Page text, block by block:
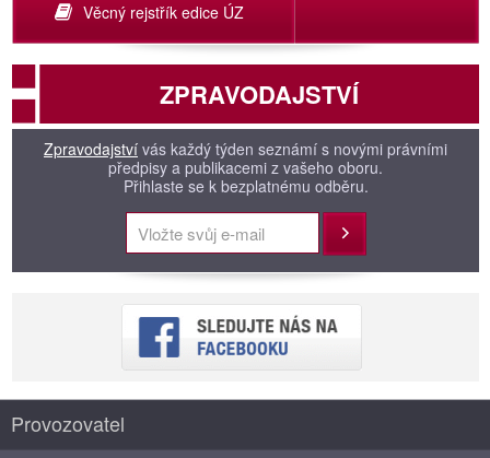
Věcný rejstřík edice ÚZ
ZPRAVODAJSTVÍ
Zpravodajství vás každý týden seznámí s novými právními
předpisy a publikacemi z vašeho oboru.
Přihlaste se k bezplatnému odběru.
Přihlásit
Provozovatel